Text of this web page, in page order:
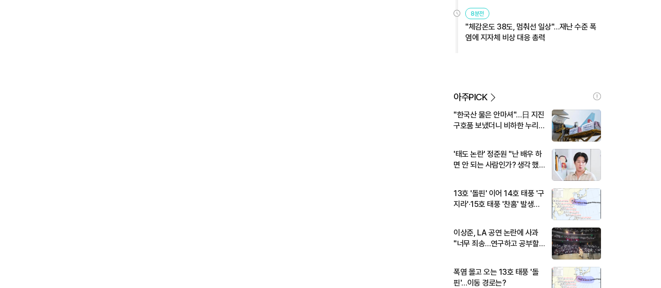
8분전
"체감온도 38도, 멈춰선 일상"…재난 수준 폭
염에 지자체 비상 대응 총력
아주PICK
"한국산 물은 안마셔"…日 지진
구호품 보냈더니 비하한 누리
'태도 논란' 정준원 "난 배우 하
면 안 되는 사람인가? 생각 했
13호 '돌핀' 이어 14호 태풍 '구
지라'·15호 태풍 '찬홈' 발생…
이상준, LA 공연 논란에 사과
"너무 죄송…연구하고 공부할
폭염 몰고 오는 13호 태풍 '돌
핀'…이동 경로는?